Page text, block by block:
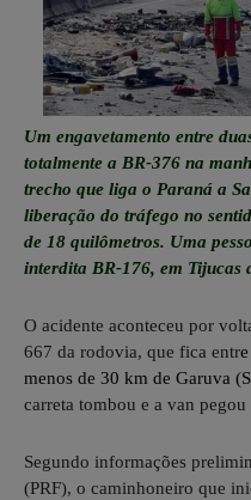
Um engavetamento entre
totalmente a BR-376 na
trecho que liga o Paraná a
liberação do tráfego no
de 18 quilômetros. Uma
interdita BR-176, em Tijucas
O acidente aconteceu por
667 da rodovia, que fica entre
menos de 30 km de Garuva
carreta tombou e a van
Segundo informações
(PRF), o caminhoneiro que